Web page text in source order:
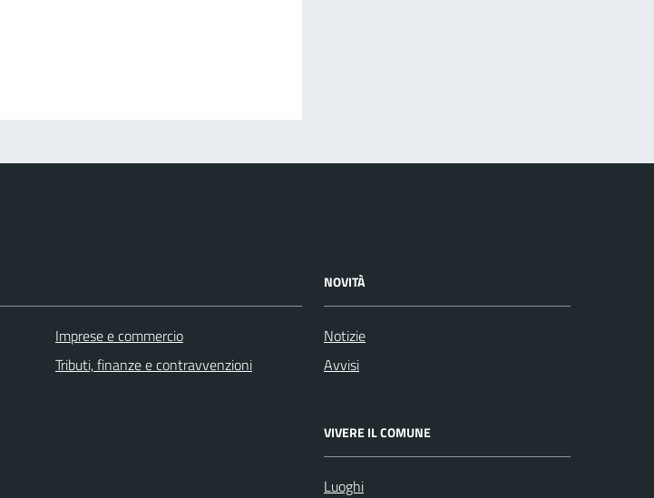
Imprese e commercio
Tributi, finanze e contravvenzioni
NOVITÀ
Notizie
Avvisi
VIVERE IL COMUNE
Luoghi